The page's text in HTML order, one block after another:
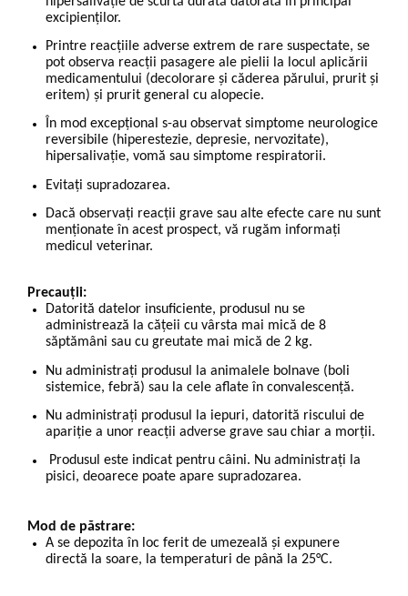
excipienților.
Printre reacțiile adverse extrem de rare suspectate, se
pot observa reacții pasagere ale pielii la locul aplicării
medicamentului (decolorare și căderea părului, prurit și
eritem) și prurit general cu alopecie.
În mod excepțional s-au observat simptome neurologice
reversibile (hiperestezie, depresie, nervozitate),
hipersalivație, vomă sau simptome respiratorii.
Evitați supradozarea.
Dacă observați reacții grave sau alte efecte care nu sunt
menționate în acest prospect, vă rugăm informați
medicul veterinar.
Precauții:
Datorită datelor insuficiente, produsul nu se
administrează la cățeii cu vârsta mai mică de 8
săptămâni sau cu greutate mai mică de 2 kg.
Nu administrați produsul la animalele bolnave (boli
sistemice, febră) sau la cele aflate în convalescență.
Nu administrați produsul la iepuri, datorită riscului de
apariție a unor reacții adverse grave sau chiar a morții.
Produsul este indicat pentru câini. Nu administrați la
pisici, deoarece poate apare supradozarea.
Mod de păstrare:
A se depozita în loc ferit de umezeală și expunere
directă la soare, la temperaturi de până la 25°C.